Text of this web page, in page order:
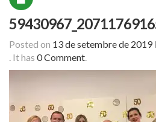
Posted on 13 de setembre de 2019
. It has 0 Comment.